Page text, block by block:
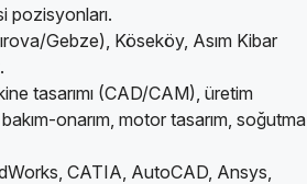
pozisyonları.
Gebze), Köseköy, Asım Kibar
tasarımı (CAD/CAM), üretim
onarım, motor tasarım, soğutma
CATIA, AutoCAD, Ansys,